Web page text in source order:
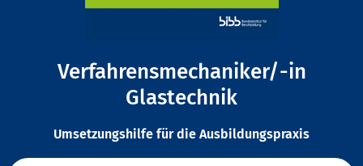
Verfahrensmechaniker/-in
Glastechnik
Umsetzungshilfe für die Ausbildungspraxis